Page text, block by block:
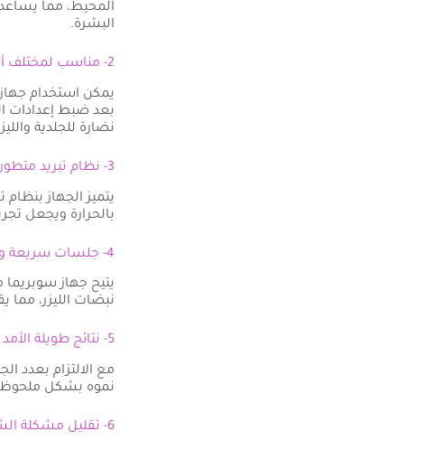
المحيط، مما
البشرة.
2- مناسب لمختلف أنواع البشرة
يمكن استخدام
بعد ضبط إعدادات
نضارة للجلدية
3- نظام تبريد متطور لراحة أكبر
يتميز الجهاز
بالحرارة ويجعل
4- جلسات سريعة وفعالة
يتيح جهاز
نبضات الليزر، مما
5- نتائج طويلة الأمد
مع الالتزام بعدد
نموه بشكل ملحوظ،
6- تقليل مشكلة الشعر تحت الجلد